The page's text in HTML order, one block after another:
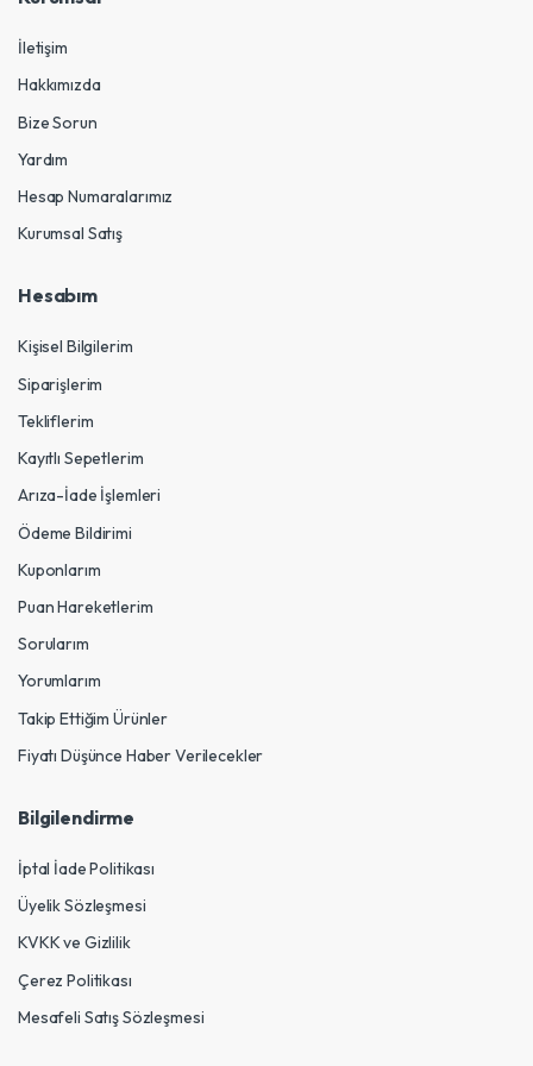
İletişim
Hakkımızda
Bize Sorun
Yardım
Hesap Numaralarımız
Kurumsal Satış
Hesabım
Kişisel Bilgilerim
Siparişlerim
Tekliflerim
Kayıtlı Sepetlerim
Arıza-İade İşlemleri
Ödeme Bildirimi
Kuponlarım
Puan Hareketlerim
Sorularım
Yorumlarım
Takip Ettiğim Ürünler
Fiyatı Düşünce Haber Verilecekler
Bilgilendirme
İptal İade Politikası
Üyelik Sözleşmesi
KVKK ve Gizlilik
Çerez Politikası
Mesafeli Satış Sözleşmesi